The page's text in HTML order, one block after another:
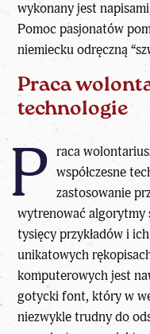
wykonany jest
Pomoc pasjonatów
niemiecku odręczną
Praca
technologie
P raca
współczesne
zastosowanie
wytrenować algorytmy
tysięcy przykładów i
unikatowych
komputerowych jest
gotycki font, który w
niezwykle trudny do